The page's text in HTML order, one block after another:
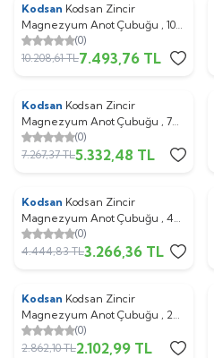
%27
Kodsan Kodsan Zincir
Magnezyum Anot Çubuğu , 10
Zincir , 2500-3000L , KAT-KBS-
KBD-KEB
(0)
10.208,61TL7.493,76 TL
%27
Kodsan Kodsan Zincir
Magnezyum Anot Çubuğu , 7
Zincir , 800-1000L , KBD
(0)
7.267,37TL5.332,48 TL
%27
Kodsan Kodsan Zincir
Magnezyum Anot Çubuğu , 4
Zincir , 500L , KAT-KBS-KEB
(0)
4.444,83TL3.266,36 TL
%27
Kodsan Kodsan Zincir
Magnezyum Anot Çubuğu , 2
Zincir , 100-160-200 L , KAT-KBS-
KBD-KEB
(0)
2.862,10TL2.102,99 TL